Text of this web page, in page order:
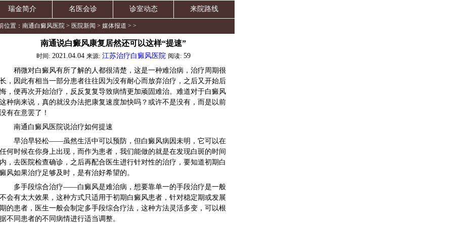
瑞金简介 名医会诊 诊室动态 来院路线
位置： 南通白癜风医院 > 医院新闻 > 媒体报道 > >
南通说白癜风康复居然还可以这样“提速”
时间:2021.04.04 来源: 江苏治疗白癜风医院 阅读: 59
稍微对白癜风有所了解的人都很清楚，这是一种难治病，治疗周期很
长，因此有相当一部分患者往往因为没有耐心而放弃治疗，之后又开始后
悔，便再次开始治疗，反反复复导致病情更加顽固难治。难道对于白癜风
这种病来说，真的就没办法把康复速度加快吗？或许不是没有，而是以前
没有在意罢了！
南通白癜风医院说治疗如何提速
早治早轻松——虽然生活中可以预防，但白癜风病因未明，它可以在
任何时候在你身上出现，而作为患者，我们能做的就是在发现白斑的时间
内，去医院检查确诊，之后再配合医生进行针对性的治疗，要知道初期白
癜风如果治疗足够及时，是有治好希望的。
多手段综合治疗——白癜风是难治病，想要靠单一的手段治疗是一般
不会有太大效果，这种方式只适用于初期白癜风患者，针对稳定期或发展
期的患者，医生一般会制定多手段综合疗法，这种方法灵活多变，可以根
据不同患者的不同病情进行适当调整。